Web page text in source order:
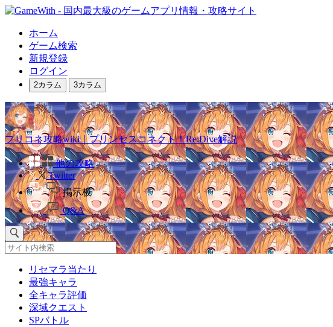
ホーム
ゲーム検索
新規登録
ログイン
2カラム 3カラム
プリコネ攻略wiki｜プリンセスコネクト！Re:Dive解説
他の攻略
Twitter
掲示板
Q&A
リセマラ当たり
最強キャラ
全キャラ評価
深域クエスト
SPバトル